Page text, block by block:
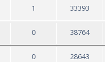
1 33393
0 38764
0 28643